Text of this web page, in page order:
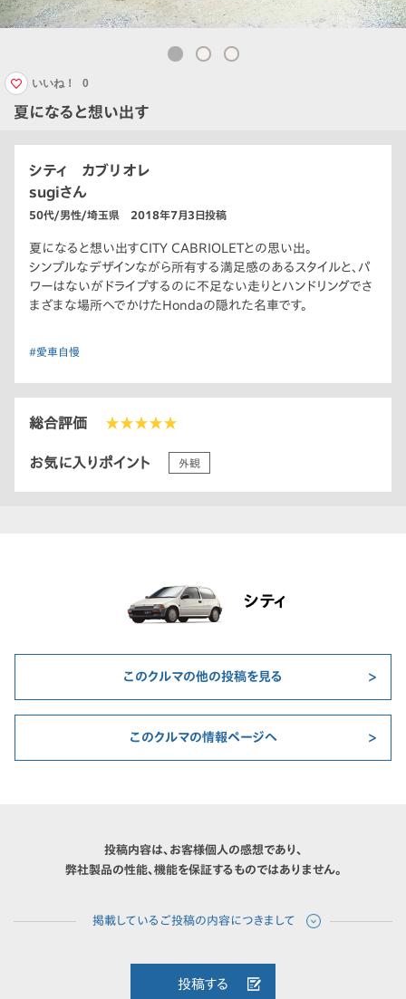
夏になると想い出す
いいね！ 0
シティ カブリオレ
sugiさん
50代/男性/埼玉県 2018年7月3日投稿
夏になると想い出すCITY CABRIOLETとの思い出。
シンプルなデザインながら所有する満足感のあるスタイルと、パ
ワーはないがドライブするのに不足ない走りとハンドリングでさ
まざまな場所へでかけたHondaの隠れた名車です。
#愛車自慢
総合評価 ★★★★★
お気に入りポイント 外観
シティ
このクルマの他の投稿を見る
このクルマの情報ページへ
投稿内容は、お客様個人の感想であり、
弊社製品の性能、機能を保証するものではありません。
投稿する